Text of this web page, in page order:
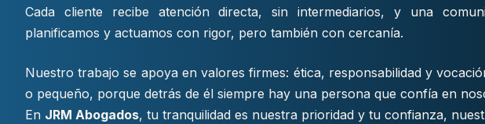
Cada cliente recibe atención directa, sin intermediarios, y una
planificamos y actuamos con rigor, pero también con cercanía.
Nuestro trabajo se apoya en valores firmes: ética, responsabilidad y
o pequeño, porque detrás de él siempre hay una persona que confía en
En JRM Abogados, tu tranquilidad es nuestra prioridad y tu confianza,